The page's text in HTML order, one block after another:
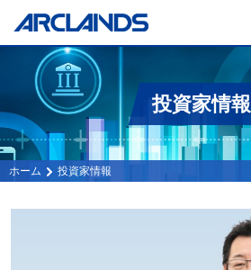
投資家情報
投資家情報